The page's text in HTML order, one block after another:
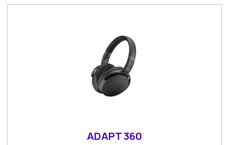
ADAPT 360